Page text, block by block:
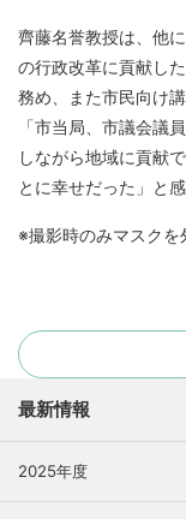
齊藤名誉教授は、他
の行政改革に貢献し
務め、また市民向け
「市当局、市議会議
しながら地域に貢献
とに幸せだった」と
※撮影時のみマスクを
最新情報
2025年度